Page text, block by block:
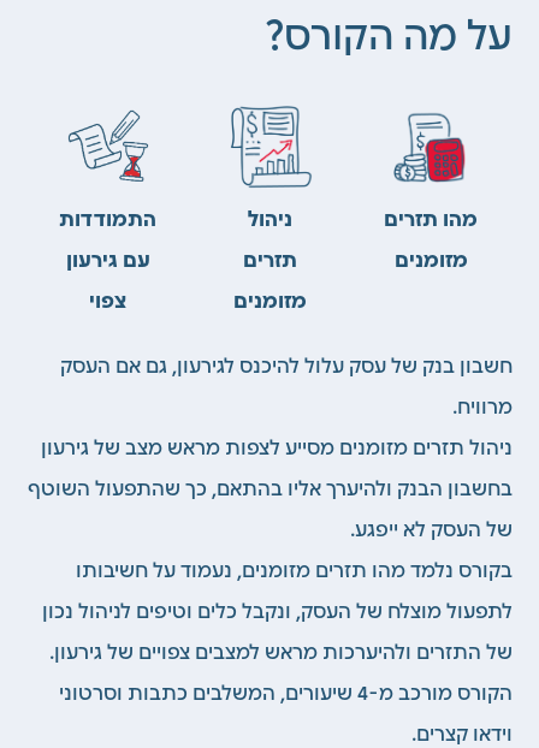
על מה הקורס?
מהו תזרים
מזומנים
ניהול
תזרים
מזומנים
התמודדות
עם גירעון
צפוי
חשבון בנק של עסק עלול להיכנס לגירעון, גם אם העסק
מרוויח.
ניהול תזרים מזומנים מסייע לצפות מראש מצב של גירעון
בחשבון הבנק ולהיערך אליו בהתאם, כך שהתפעול השוטף
של העסק לא ייפגע.
בקורס נלמד מהו תזרים מזומנים, נעמוד על חשיבותו
לתפעול מוצלח של העסק, ונקבל כלים וטיפים לניהול נכון
של התזרים ולהיערכות מראש למצבים צפויים של גירעון.
הקורס מורכב מ-4 שיעורים, המשלבים כתבות וסרטוני
וידאו קצרים.